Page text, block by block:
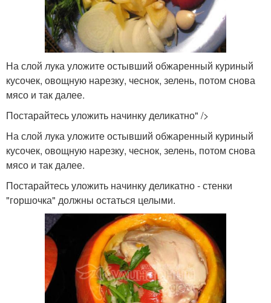
На слой лука уложите остывший обжаренный куриный
кусочек, овощную нарезку, чеснок, зелень, потом снова
мясо и так далее.
Постарайтесь уложить начинку деликатно" />
На слой лука уложите остывший обжаренный куриный
кусочек, овощную нарезку, чеснок, зелень, потом снова
мясо и так далее.
Постарайтесь уложить начинку деликатно - стенки
"горшочка" должны остаться целыми.